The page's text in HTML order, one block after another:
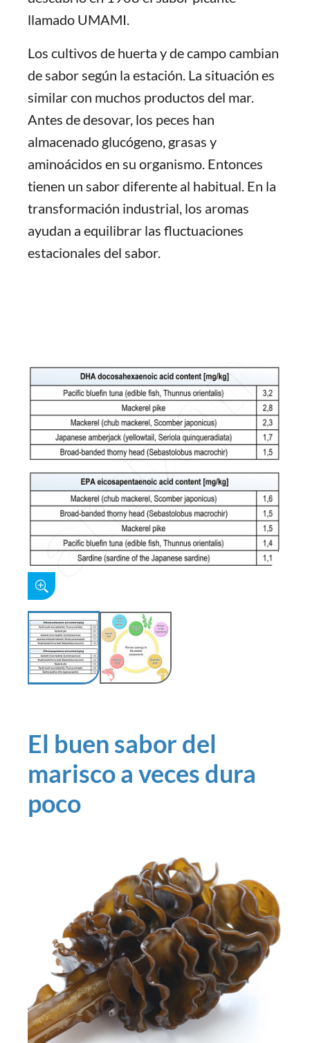
llamado UMAMI.
Los cultivos de huerta y de campo cambian
de sabor según la estación. La situación es
similar con muchos productos del mar.
Antes de desovar, los peces han
almacenado glucógeno, grasas y
aminoácidos en su organismo. Entonces
tienen un sabor diferente al habitual. En la
transformación industrial, los aromas
ayudan a equilibrar las fluctuaciones
estacionales del sabor.
El buen sabor del
marisco a veces dura
poco